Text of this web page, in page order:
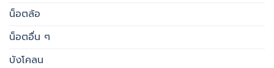
น็อตล้อ
น็อตอื่น ๆ
บังโคลน